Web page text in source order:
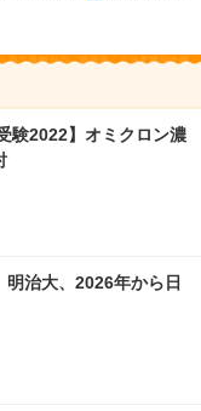
験2022】オミクロン濃
明治大、2026年から日